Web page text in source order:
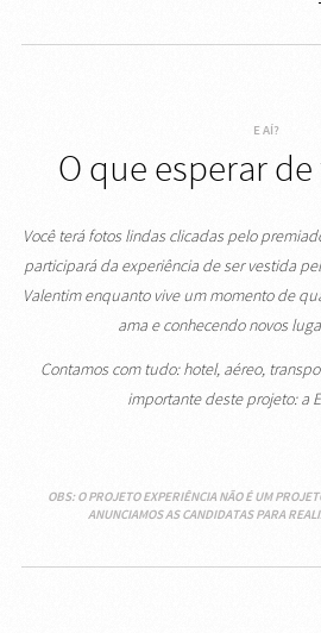
E AÍ?
O que esperar
Você terá fotos lindas clicadas pelo
participará da experiência de ser vestida
Valentim enquanto vive um momento de
ama e conhecendo novos
Contamos com tudo: hotel, aéreo,
importante deste projeto: a
OBS: O PROJETO EXPERIÊNCIA NÃO É UM
ANUNCIAMOS AS CANDIDATAS PARA